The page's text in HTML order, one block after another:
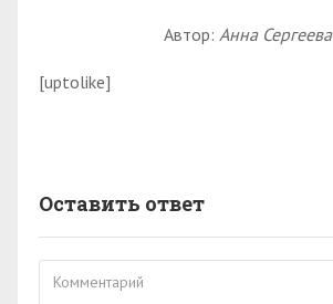
Автор: Анна Сергеева
[uptolike]
Оставить ответ